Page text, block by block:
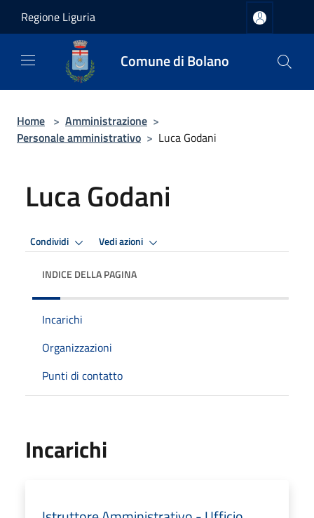
Regione Liguria
Comune di Bolano
Home > Amministrazione >
Personale amministrativo > Luca Godani
Luca Godani
Condividi Vedi azioni
INDICE DELLA PAGINA
Incarichi
Organizzazioni
Punti di contatto
Incarichi